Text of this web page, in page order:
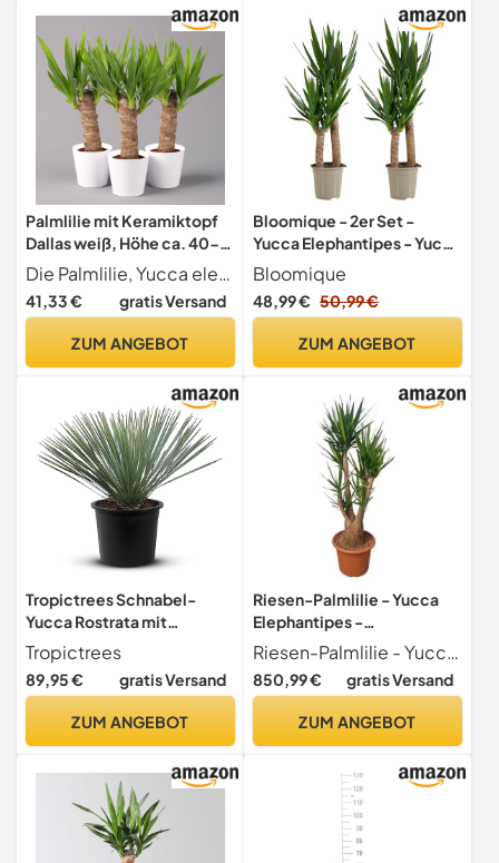
Palmlilie mit Keramiktopf
Dallas weiß, Höhe ca. 40-
45cm, Topf-Ø 11/12cm,
3er-Set
Die Palmlilie, Yucca elephantipes, im Pflanztopf mit 11 oder 12 cm inkl. Übertopf ist eine robuste, pflegeleicht Zimmerpflanze für sonnige bis halbschattige Standorte, die auch mit weniger Wasser zu
41,33 € gratis Versand
ZUM ANGEBOT
Bloomique - 2er Set -
Yucca Elephantipes - Yucca
Palme - Palmlilie -
Zimmerpflanzen -
Pflegeleicht -
100 cm - Topf 21 cm
Bloomique
48,99 € 50,99 €
ZUM ANGEBOT
Tropictrees Schnabel-
Yucca Rostrata mit
Stamhöhe von 0-5 cm |
Auffällige und
dürreresistente Yucca
schwertförmigen Blättern |
für Ihre Landschaft
Tropictrees
89,95 € gratis Versand
ZUM ANGEBOT
Riesen-Palmlilie - Yucca
Elephantipes -
Zimmerpflanze - 190cm -
ø55cm
Riesen-Palmlilie - Yucca Elephantipes - Zimmerpflanze - 190cm - 55cm
850,99 € gratis Versand
ZUM ANGEBOT